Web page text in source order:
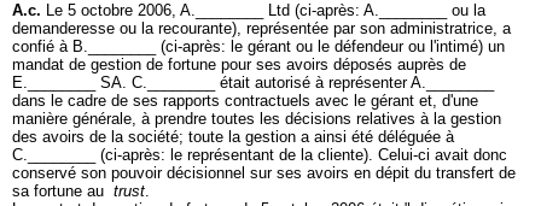
A.c. Le 5 octobre 2006, A.________ Ltd (ci-après: A.________ ou la
demanderesse ou la recourante), représentée par son administratrice, a
confié à B.________ (ci-après: le gérant ou le défendeur ou l'intimé) un
mandat de gestion de fortune pour ses avoirs déposés auprès de
E.________ SA. C.________ était autorisé à représenter A.________
dans le cadre de ses rapports contractuels avec le gérant et, d'une
manière générale, à prendre toutes les décisions relatives à la gestion
des avoirs de la société; toute la gestion a ainsi été déléguée à
C.________ (ci-après: le représentant de la cliente). Celui-ci avait donc
conservé son pouvoir décisionnel sur ses avoirs en dépit du transfert de
sa fortune au trust.